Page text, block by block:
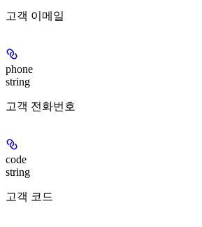
고객 이메일
phone
string
고객 전화번호
code
string
고객 코드